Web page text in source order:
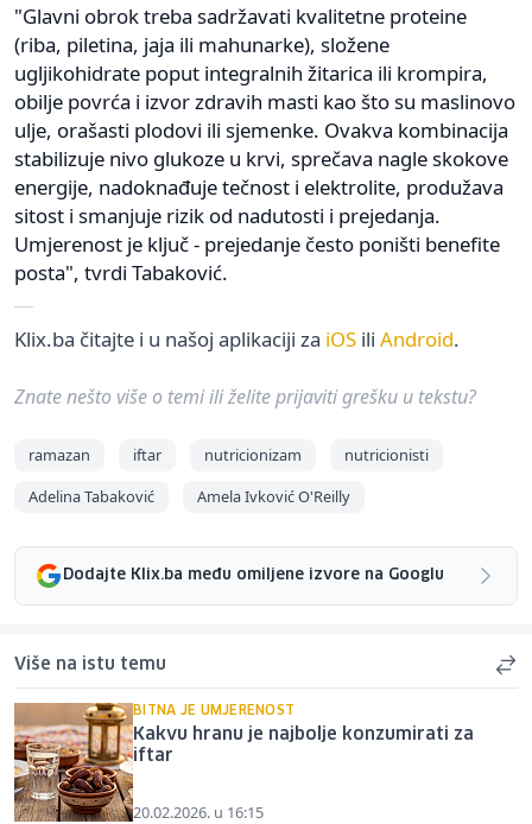
"Glavni obrok treba sadržavati kvalitetne proteine
(riba, piletina, jaja ili mahunarke), složene
ugljikohidrate poput integralnih žitarica ili krompira,
obilje povrća i izvor zdravih masti kao što su maslinovo
ulje, orašasti plodovi ili sjemenke. Ovakva kombinacija
stabilizuje nivo glukoze u krvi, sprečava nagle skokove
energije, nadoknađuje tečnost i elektrolite, produžava
sitost i smanjuje rizik od nadutosti i prejedanja.
Umjerenost je ključ - prejedanje često poništi benefite
posta", tvrdi Tabaković.
Klix.ba čitajte i u našoj aplikaciji za iOS ili Android.
Znate nešto više o temi ili želite prijaviti grešku u tekstu?
ramazan iftar nutricionizam
nutricionisti
Adelina Tabaković
Amela Ivković O'Reilly
Dodajte Klix.ba među omiljene izvore na Googlu
Više na istu temu
BITNA JE UMJERENOST
Kakvu hranu je najbolje konzumirati za
iftar
20.02.2026. u 16:15